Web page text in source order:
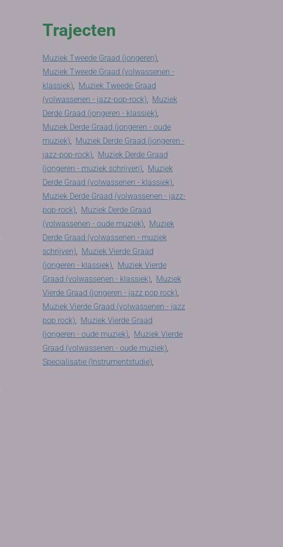
Trajecten
Muziek Tweede Graad (jongeren),
Muziek Tweede Graad (volwassenen -
klassiek), Muziek Tweede Graad
(volwassenen - jazz-pop-rock), Muziek
Derde Graad (jongeren - klassiek),
Muziek Derde Graad (jongeren - oude
muziek), Muziek Derde Graad (jongeren -
jazz-pop-rock), Muziek Derde Graad
(jongeren - muziek schrijven), Muziek
Derde Graad (volwassenen - klassiek),
Muziek Derde Graad (volwassenen - jazz-
pop-rock), Muziek Derde Graad
(volwassenen - oude muziek), Muziek
Derde Graad (volwassenen - muziek
schrijven), Muziek Vierde Graad
(jongeren - klassiek), Muziek Vierde
Graad (volwassenen - klassiek), Muziek
Vierde Graad (jongeren - jazz pop rock),
Muziek Vierde Graad (volwassenen - jazz
pop rock), Muziek Vierde Graad
(jongeren - oude muziek), Muziek Vierde
Graad (volwassenen - oude muziek),
Specialisatie (Instrumentstudie),